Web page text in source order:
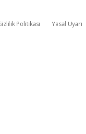
Politikası Yasal Uyarı